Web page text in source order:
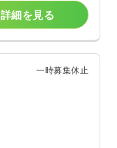
詳細を見る
一時募集休止